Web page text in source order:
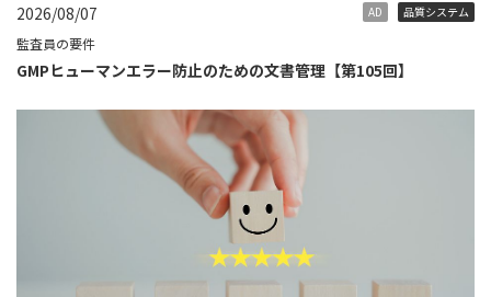
2026/08/07 AD 品質システム
監査員の要件
GMPヒューマンエラー防止のための文書管理【第105回】